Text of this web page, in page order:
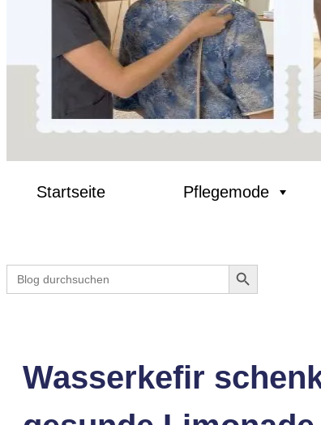
Startseite Pflegemode
Search
for:
Search Button
Wasserkefir